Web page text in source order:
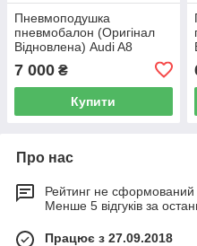
Пневмоподушка
пневмобалон (Оригінал
Відновлена) Audi A8
7 000 ₴
Купити
Про нас
Рейтинг не сформований
Менше 5 відгуків за
Працює з 27.09.2018